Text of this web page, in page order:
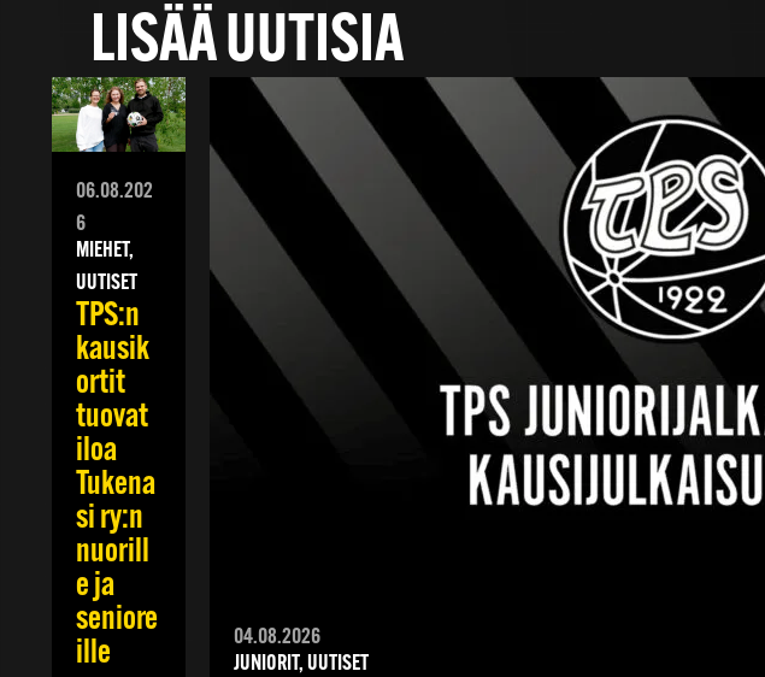
LISÄÄ UUTISIA
06.08.202
6
MIEHET,
UUTISET
TPS:n
kausik
ortit
tuovat
iloa
Tukena
si ry:n
nuorill
e ja
seniore
ille
04.08.2026
JUNIORIT, UUTISET